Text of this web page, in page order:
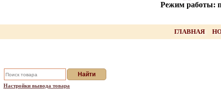
Отправить
Режим работы:
ГЛАВНАЯ
Настройки вывода товара